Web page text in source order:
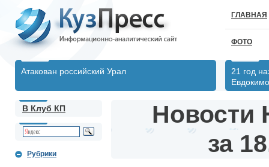
ГЛАВНАЯ
ФОТО
Атакован российский Урал
21 год
В Клуб КП
Рубрики
Новости
за